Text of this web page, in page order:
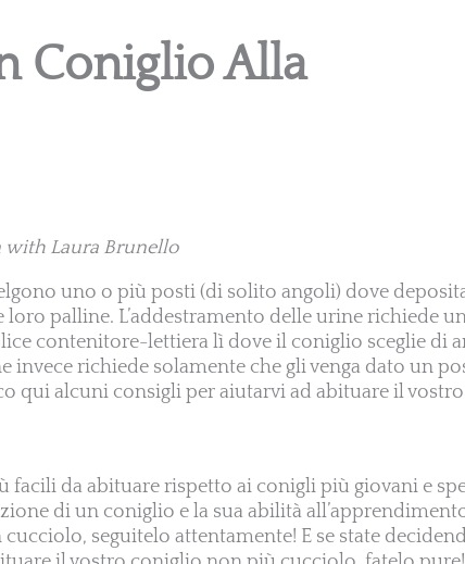
Coniglio Alla
with Laura Brunello
uno o più posti (di solito angoli) dove
loro palline. L’addestramento delle urine richiede
contenitore-lettiera lì dove il coniglio sceglie di
invece richiede solamente che gli venga dato un
qui alcuni consigli per aiutarvi ad abituare il
facili da abituare rispetto ai conigli più giovani e
di un coniglio e la sua abilità
cucciolo, seguitelo attentamente! E se state